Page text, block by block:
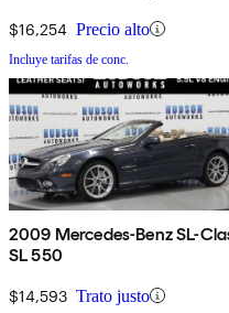
$16,254 Precio alto
Incluye tarifas de conc.
2009 Mercedes-Benz SL-
SL 550
$14,593 Trato justo